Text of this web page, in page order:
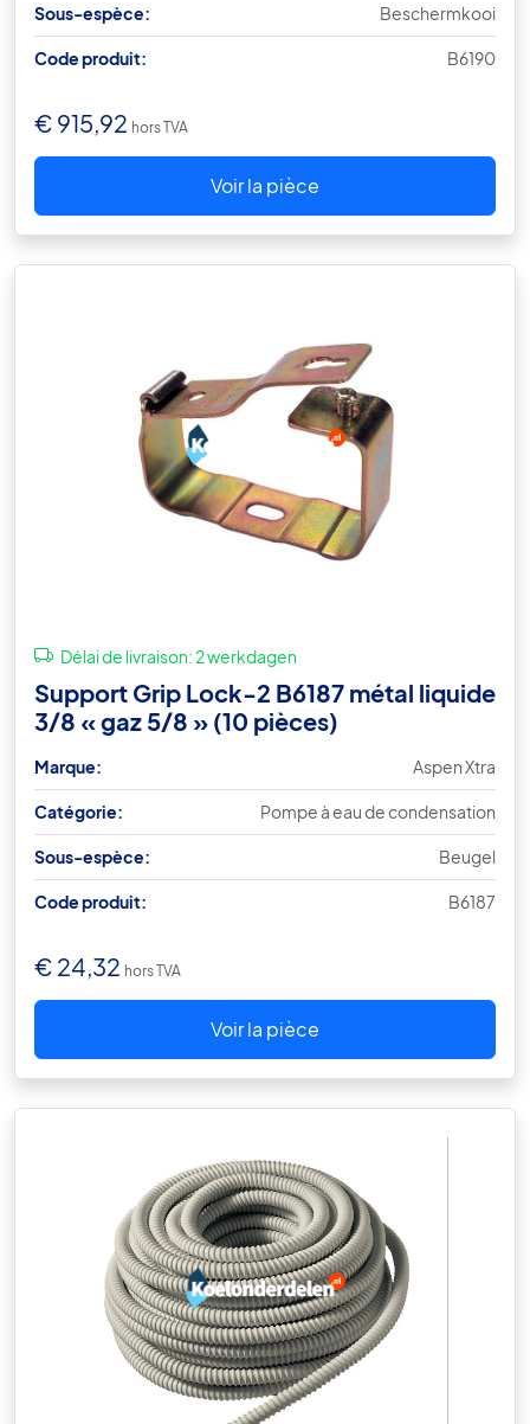
Sous-espèce: Beschermkooi
Code produit: B6190
€ 915,92 hors TVA
Voir la pièce
Délai de livraison:2 werkdagen
Support Grip Lock-2 B6187 métal liquide
3/8 « gaz 5/8 » (10 pièces)
Marque: Aspen Xtra
Catégorie: Pompe à eau de condensation
Sous-espèce: Beugel
Code produit: B6187
€ 24,32 hors TVA
Voir la pièce